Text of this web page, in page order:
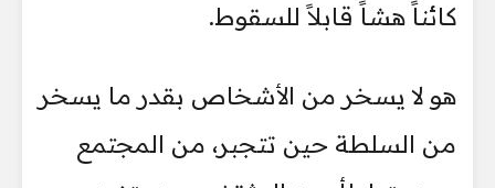
كائناً هشاً قابلاً للسقوط.
هو لا يسخر من الأشخاص بقدر ما يسخر
من السلطة حين تتجبر، من المجتمع